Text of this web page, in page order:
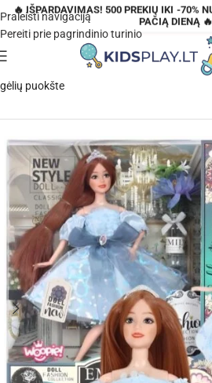
Praleisti navigaciją
Pereiti prie pagrindinio turinio
🔥 IŠPARDAVIMAS! 500 PREKIŲ IKI -70%
PAČIĄ DIENĄ 🔥
Parduotuvė
Woopie lėlė
gėlių puokšte